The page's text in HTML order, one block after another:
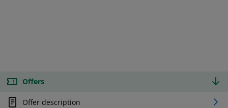
Offers
Offer description